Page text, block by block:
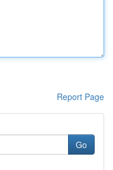
Report Page
Go